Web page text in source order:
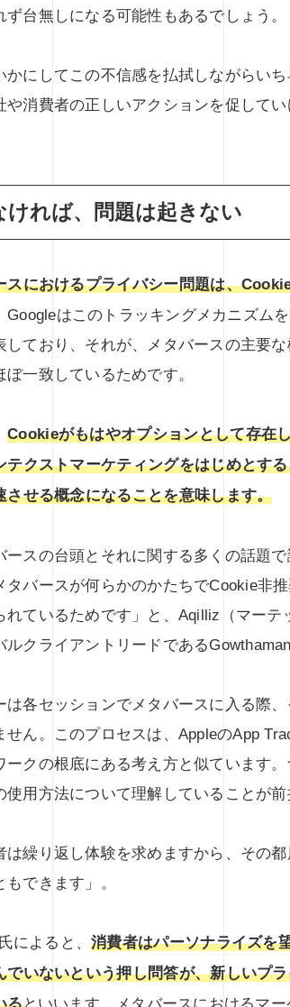
ず台無しになる可能性もあるでしょう。
かにしてこの不信感を払拭しながらい
や消費者の正しいアクションを促してい
れば、問題は起きない
スにおけるプライバシー問題は、
Googleはこのトラッキングメカニズム
しており、それが、メタバースの主要
ぼ一致しているためです。
Cookieがもはやオプションとして存在
テクストマーケティングをはじめとす
させる概念になることを意味します。
ースの台頭とそれに関する多くの話題
タバースが何らかのかたちでCookie非
れているためです」と、Aqilliz（マーテ
ルクライアントリードである
は各セッションでメタバースに入る際
せん。このプロセスは、AppleのApp
ークの根底にある考え方と似ています。
使用方法について理解していることが前
は繰り返し体験を求めますから、その
もできます」。
によると、消費者はパーソナライズを
でいないという押し問答が、新しいプ
るといいます。メタバースにおけるマ